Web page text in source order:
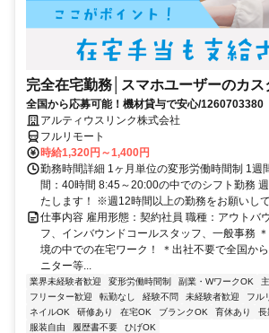
完全在宅勤務│スマホユーザーのカス
全国から応募可能！機材貸与で安心/1260703380
アルティウスリンク株式会社
フルリモート
時給1,320円～1,400円
勤務時間詳細 1ヶ月単位の変形労働時間制 1週
間：40時間 8:45～20:00の中でのシフト勤務
たします！ ※週12時間以上の勤務をお願いして
仕事内容 雇用形態：契約社員 職種：アウトバ
フ、インバウンドコールスタッフ、一般事務
境の中での在宅ワーク！ ＊出社不要で全国か
ニター等...
業界未経験者歓迎 変形労働時間制 副業・WワークOK
フリーター歓迎
転勤なし 経験不問 未経験者歓迎 フル
ネイルOK
研修あり 在宅OK ブランクOK 育休あり 長
服装自由
履歴書不要 ひげOK